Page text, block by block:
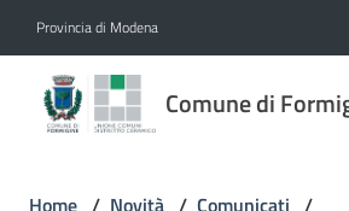
Provincia di Modena
Comune di
Comune
di
Home / Novità / Comunicati /